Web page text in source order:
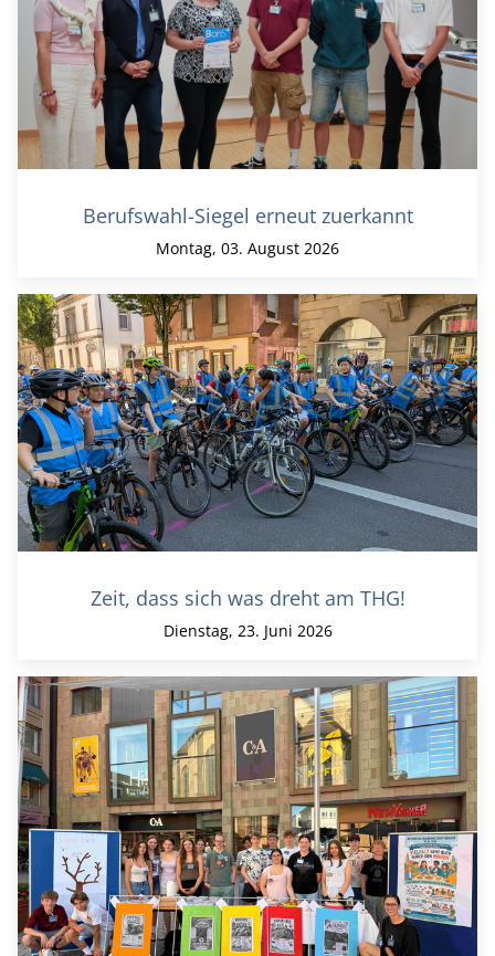
Berufswahl-Siegel erneut zuerkannt
Montag, 03. August 2026
Zeit, dass sich was dreht am THG!
Dienstag, 23. Juni 2026